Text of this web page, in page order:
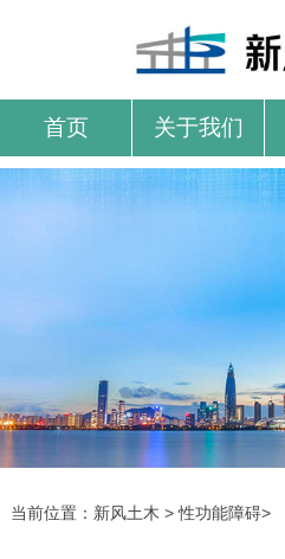
首页 关于我们
当前位置： 新风土木 >性功能障碍>